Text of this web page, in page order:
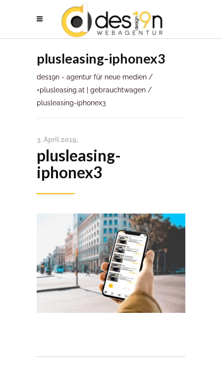
plusleasing-iphonex3
des19n - agentur für neue medien /
+plusleasing.at | gebrauchtwagen /
plusleasing-iphonex3
3. April 2019
plusleasing-
iphonex3